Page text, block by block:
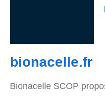
bionacelle.fr
Bionacelle SCOP